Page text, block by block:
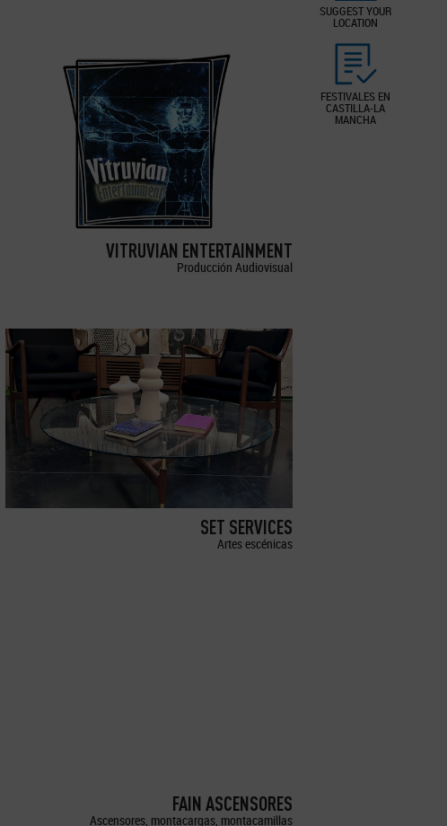
SUGGEST YOUR
LOCATION
FESTIVALES EN
CASTILLA-LA
MANCHA
VITRUVIAN ENTERTAINMENT
Producción Audiovisual
SET SERVICES
Artes escénicas
FAIN ASCENSORES
Ascensores, montacargas, montacamillas